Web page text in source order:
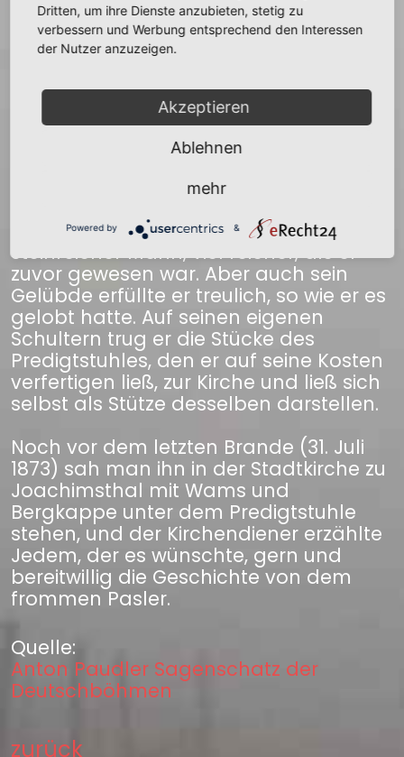
Steinwand, um der Maus das Unschlitt
wieder abzunehmen. Und das war sein
Glück. Denn als er einen recht kräftigen
es durch die ganze Grube, und -Gott sei
Dank und Lob!- zu seinen Füßen rollte
ein Stück des reinsten Silbererzes; eine
So wurde Basler in den Stand gesetzt,
betreiben, und bald war er ein
steinreicher Mann, viel reicher, als er
zuvor gewesen war. Aber auch sein
Gelübde erfüllte er treulich, so wie er es
gelobt hatte. Auf seinen eigenen
Schultern trug er die Stücke des
Predigtstuhles, den er auf seine Kosten
verfertigen ließ, zur Kirche und ließ sich
selbst als Stütze desselben darstellen.
Noch vor dem letzten Brande (31. Juli
1873) sah man ihn in der Stadtkirche zu
Joachimsthal mit Wams und
Bergkappe unter dem Predigtstuhle
stehen, und der Kirchendiener erzählte
Jedem, der es wünschte, gern und
bereitwillig die Geschichte von dem
frommen Pasler.
Quelle:
Anton Paudler Sagenschatz der
Deutschböhmen
zurück
Dritten, um ihre Dienste anzubieten, stetig zu
verbessern und Werbung entsprechend den Interessen
der Nutzer anzuzeigen.
Akzeptieren
Ablehnen
mehr
Powered by &